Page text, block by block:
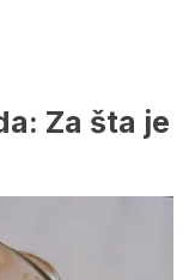
Za šta je